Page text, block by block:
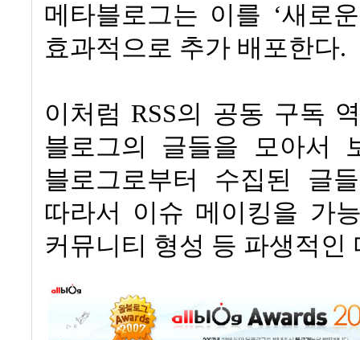
메타블로그는 이를 ‘새로
효과적으로 추가 배포한다.
이처럼 RSS의 공동 구독
블로그의 글들을 모아서
블로그로부터 수집된 글
따라서 이슈 메이킹을 가
커뮤니티 형성 등 파생적인